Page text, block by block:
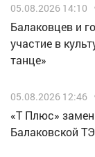
05.08.2026 14:10
Балаковцев и
участие в
танце»
05.08.2026 12:46
«Т Плюс»
Балаковской